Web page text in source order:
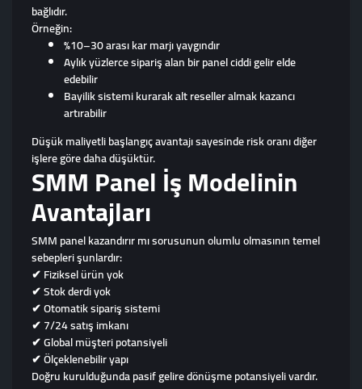
bağlıdır.
Örneğin:
%10–30 arası kar marjı yaygındır
Aylık yüzlerce sipariş alan bir panel ciddi gelir elde
edebilir
Bayilik sistemi kurarak alt reseller almak kazancı
artırabilir
Düşük maliyetli başlangıç avantajı sayesinde risk oranı diğer
işlere göre daha düşüktür.
SMM Panel İş Modelinin
Avantajları
SMM panel kazandırır mı sorusunun olumlu olmasının temel
sebepleri şunlardır:
✔ Fiziksel ürün yok
✔ Stok derdi yok
✔ Otomatik sipariş sistemi
✔ 7/24 satış imkanı
✔ Global müşteri potansiyeli
✔ Ölçeklenebilir yapı
Doğru kurulduğunda pasif gelire dönüşme potansiyeli vardır.